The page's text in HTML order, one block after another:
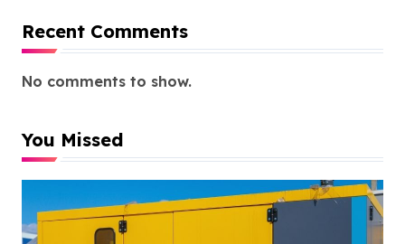
Recent Comments
No comments to show.
You Missed